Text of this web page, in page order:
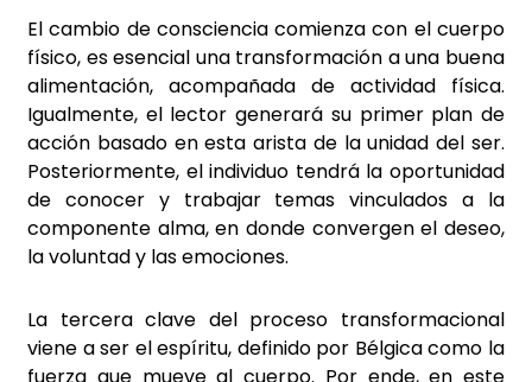
El cambio de consciencia comienza con el cuerpo
físico, es esencial una transformación a una buena
alimentación, acompañada de actividad física.
Igualmente, el lector generará su primer plan de
acción basado en esta arista de la unidad del ser.
Posteriormente, el individuo tendrá la oportunidad
de conocer y trabajar temas vinculados a la
componente alma, en donde convergen el deseo,
la voluntad y las emociones.
La tercera clave del proceso transformacional
viene a ser el espíritu, definido por Bélgica como la